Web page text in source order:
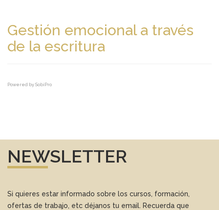
Gestión emocional a través
de la escritura
Powered by SobiPro
NEWSLETTER
Si quieres estar informado sobre los cursos, formación,
ofertas de trabajo, etc déjanos tu email. Recuerda que